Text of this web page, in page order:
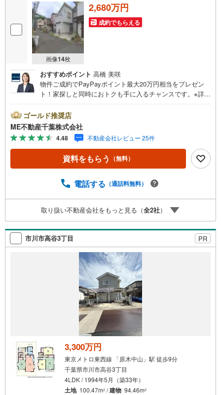
画像14枚
2,680万円
成約でもらえる
おすすめポイント 高橋 美咲
物件ご成約でPayPayポイント最大20万円相当をプレゼン
ト！家探しと同時におトクも手に入るチャンスです。※詳し
送迎無料！頭金なし・銀行比較＆相談可！ テレビで紹介さ
れた『やどかリッチ』使えます！豊かに過ごすには『イン
テリア』家具や家電と『エクステリア』カーポートや楽し
める庭、この充実度で変わってきます。これらを一括で購
入でき、その代金を住宅ローンに組み込むことが可能なサ
ービス、それがやどかリッチです。 頭金0円でもOK！（諸
の？疾病ってなに？ローン組めるかな？」わからないこと
ーンの組み方、知らないと損する税金のこと等トータルで
サポート致します！
ゴールド推奨店
ME不動産千葉株式会社
4.48 不動産会社レビュー 25件
資料をもらう （無料）
電話する （通話料無料）
取り扱い不動産会社をもっと見る（全2社）
市川市高谷3丁目 PR
3,300万円
東京メトロ東西線 「原木中山」駅 徒歩9分
千葉県市川市高谷3丁目
4LDK / 1994年5月（築33年）
土地 100.47m2 /建物 94.46m2